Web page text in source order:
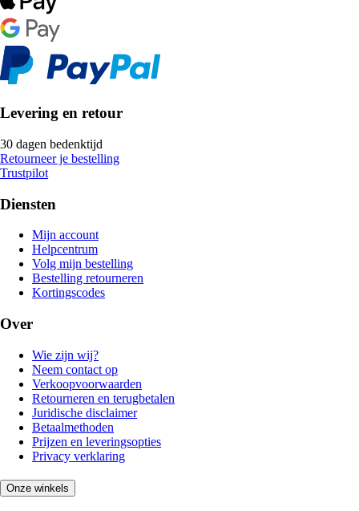
Levering en retour
30 dagen bedenktijd
Retourneer je bestelling
Trustpilot
Diensten
Mijn account
Helpcentrum
Volg mijn bestelling
Bestelling retourneren
Kortingscodes
Over
Wie zijn wij?
Neem contact op
Verkoopvoorwaarden
Retourneren en terugbetalen
Juridische disclaimer
Betaalmethoden
Prijzen en leveringsopties
Privacy verklaring
Onze winkels